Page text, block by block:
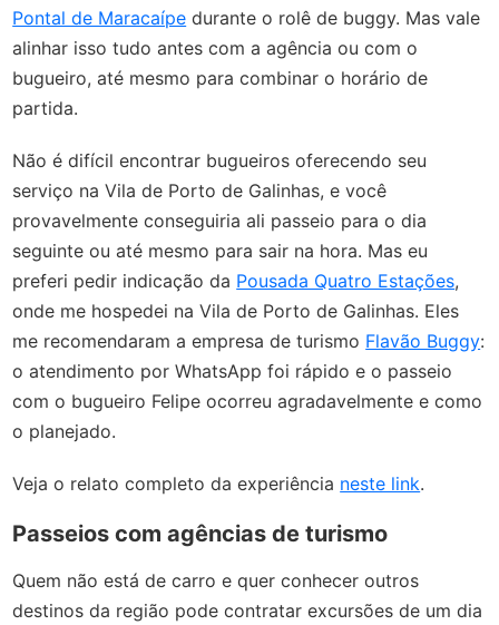
Pontal de Maracaípe durante o rolê de buggy. Mas vale
alinhar isso tudo antes com a agência ou com o
bugueiro, até mesmo para combinar o horário de
partida.
Não é difícil encontrar bugueiros oferecendo seu
serviço na Vila de Porto de Galinhas, e você
provavelmente conseguiria ali passeio para o dia
seguinte ou até mesmo para sair na hora. Mas eu
preferi pedir indicação da Pousada Quatro Estações,
onde me hospedei na Vila de Porto de Galinhas. Eles
me recomendaram a empresa de turismo Flavão Buggy:
o atendimento por WhatsApp foi rápido e o passeio
com o bugueiro Felipe ocorreu agradavelmente e como
o planejado.
Veja o relato completo da experiência neste link.
Passeios com agências de turismo
Quem não está de carro e quer conhecer outros
destinos da região pode contratar excursões de um dia